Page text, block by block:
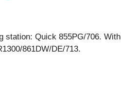
station: Quick 855PG/706. With
861DW/DE/713.